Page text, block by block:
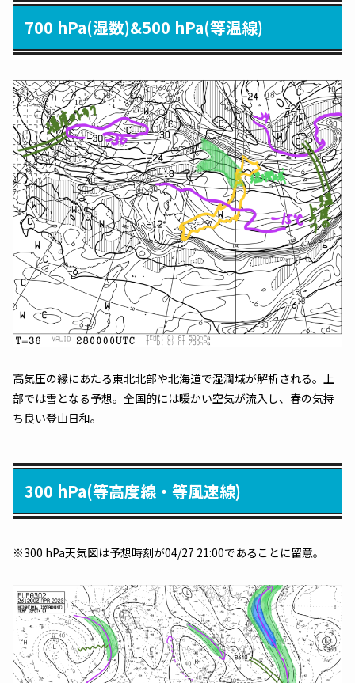
700 hPa(湿数)&500 hPa(等温線)
高気圧の縁にあたる東北北部や北海道で湿潤域が解析される。上
部では雪となる予想。全国的には暖かい空気が流入し、春の気持
ち良い登山日和。
300 hPa(等高度線・等風速線)
※300 hPa天気図は予想時刻が04/27 21:00であることに留意。